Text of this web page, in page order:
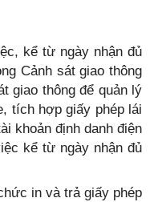
kể từ ngày nhận đủ
Cảnh sát giao thông
giao thông để quản lý
tích hợp giấy phép lái
khoản định danh điện
kể từ ngày nhận đủ
in và trả giấy phép